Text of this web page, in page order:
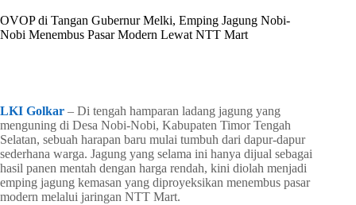
OVOP di Tangan Gubernur Melki, Emping Jagung Nobi-
Nobi Menembus Pasar Modern Lewat NTT Mart
LKI Golkar – Di tengah hamparan ladang jagung yang
menguning di Desa Nobi-Nobi, Kabupaten Timor Tengah
Selatan, sebuah harapan baru mulai tumbuh dari dapur-dapur
sederhana warga. Jagung yang selama ini hanya dijual sebagai
hasil panen mentah dengan harga rendah, kini diolah menjadi
emping jagung kemasan yang diproyeksikan menembus pasar
modern melalui jaringan NTT Mart.